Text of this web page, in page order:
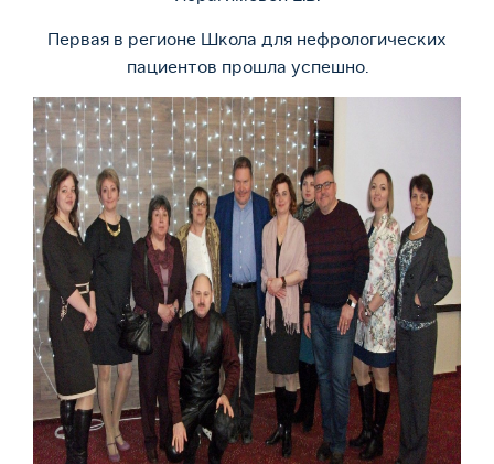
Первая в регионе Школа для нефрологических
пациентов прошла успешно.